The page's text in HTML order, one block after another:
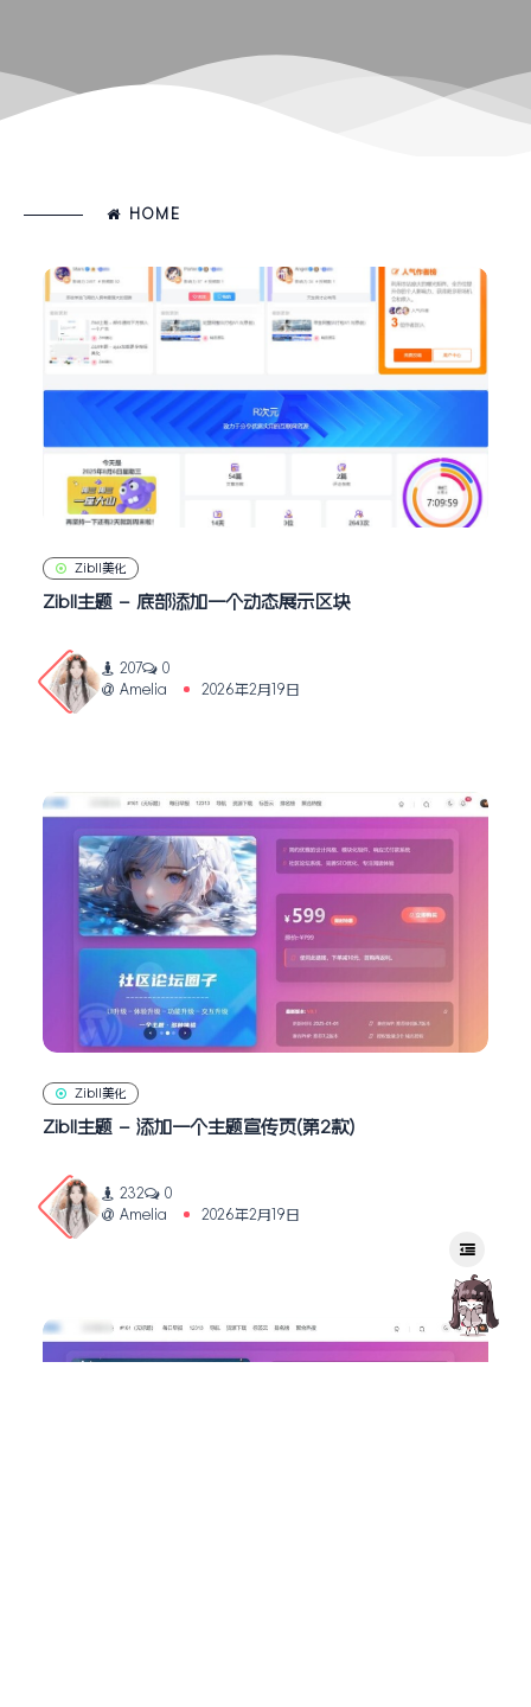
HOME
Zibll美化
Zibll主题 – 底部添加一个动态展示区块
207
0
Amelia
2026年2月19日
Zibll美化
Zibll主题 – 添加一个主题宣传页(第2款)
232
0
Amelia
2026年2月19日